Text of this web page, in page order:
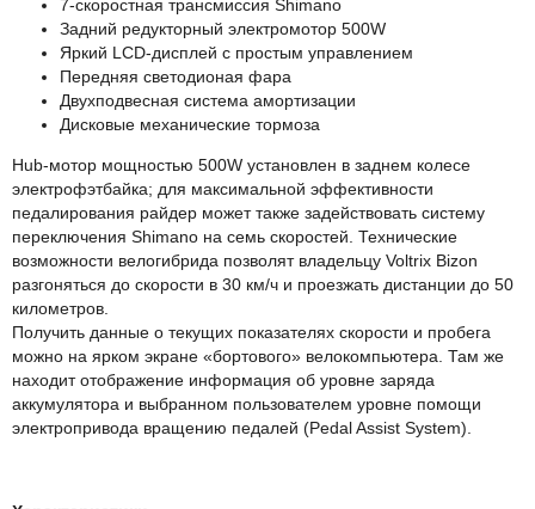
7-скоростная трансмиссия Shimano
Задний редукторный электромотор 500W
Яркий LCD-дисплей с простым управлением
Передняя светодионая фара
Двухподвесная система амортизации
Дисковые механические тормоза
Hub-мотор мощностью 500W установлен в заднем колесе
электрофэтбайка; для максимальной эффективности
педалирования райдер может также задействовать систему
переключения Shimano на семь скоростей. Технические
возможности велогибрида позволят владельцу Voltrix Bizon
разгоняться до cкорости в 30 км/ч и проезжать дистанции до 50
километров.
Получить данные о текущих показателях скорости и пробега
можно на ярком экране «бортового» велокомпьютера. Там же
находит отображение информация об уровне заряда
аккумулятора и выбранном пользователем уровне помощи
электропривода вращению педалей (Pedal Assist System).